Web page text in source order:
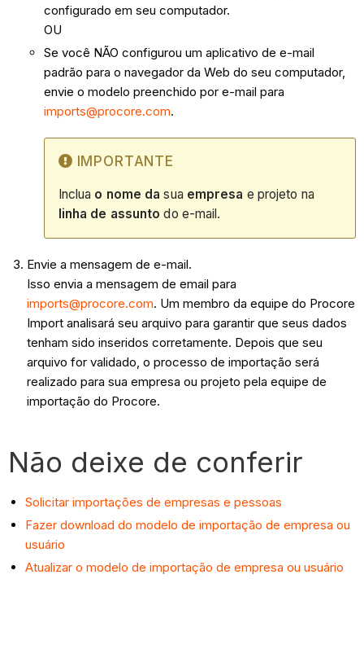
configurado em seu computador.
OU
Se você NÃO configurou um aplicativo de e-mail
padrão para o navegador da Web do seu computador,
envie o modelo preenchido por e-mail para
imports@procore.com.
IMPORTANTE
Inclua o nome da sua empresa e projeto na
linha de assunto do e-mail.
Envie a mensagem de e-mail.
Isso envia a mensagem de email para
imports@procore.com. Um membro da equipe do Procore
Import analisará seu arquivo para garantir que seus dados
tenham sido inseridos corretamente. Depois que seu
arquivo for validado, o processo de importação será
realizado para sua empresa ou projeto pela equipe de
importação do Procore.
Não deixe de conferir
Solicitar importações de empresas e pessoas
Fazer download do modelo de importação de empresa ou
usuário
Atualizar o modelo de importação de empresa ou usuário